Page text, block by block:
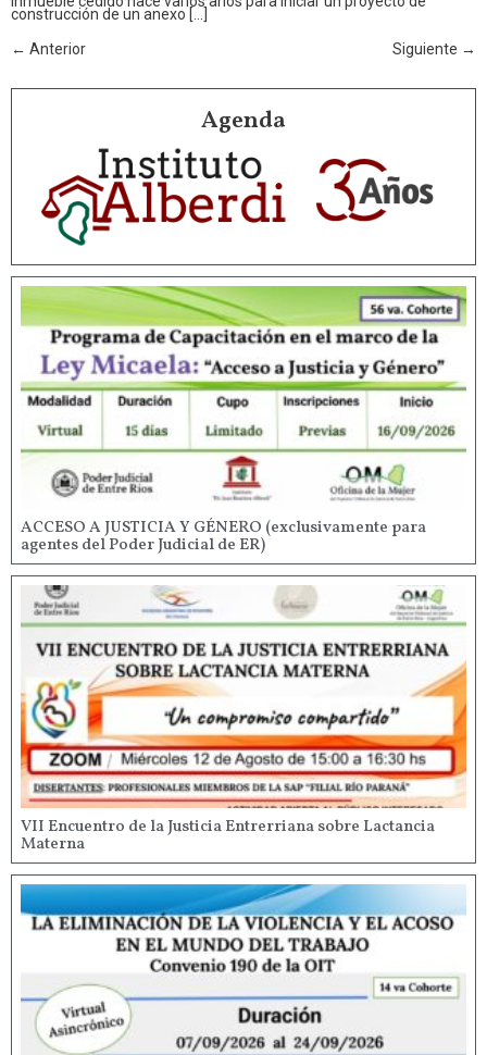
construcción de un anexo […]
← Anterior Siguiente →
Agenda
ACCESO A JUSTICIA Y GÉNERO (exclusivamente para
agentes del Poder Judicial de ER)
VII Encuentro de la Justicia Entrerriana sobre Lactancia
Materna